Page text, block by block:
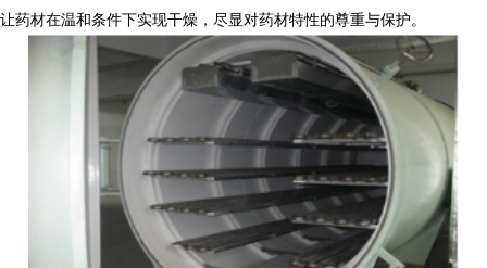
让药材在温和条件下实现干燥，尽显对药材特性的尊重与保护。